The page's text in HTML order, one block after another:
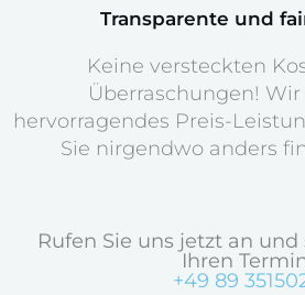
Transparente und
Keine versteckten
Überraschungen!
hervorragendes Preis-
Sie nirgendwo anders
Rufen Sie uns jetzt an und
Ihren
+49 89